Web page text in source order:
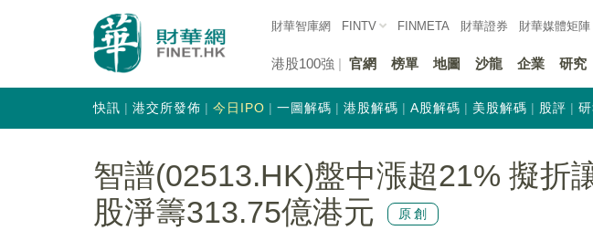
財華智庫網 FINTV FINMETA 財華證券 財華媒體矩陣
港股100強 官網 榜單 地圖 沙龍 企業 研究
快訊 港交所發佈 今日IPO 一圖解碼 港股解碼 A股解碼 美股解碼 股評
智譜(02513.HK)盤中漲超21% 擬折
股淨籌313.75億港元
原創